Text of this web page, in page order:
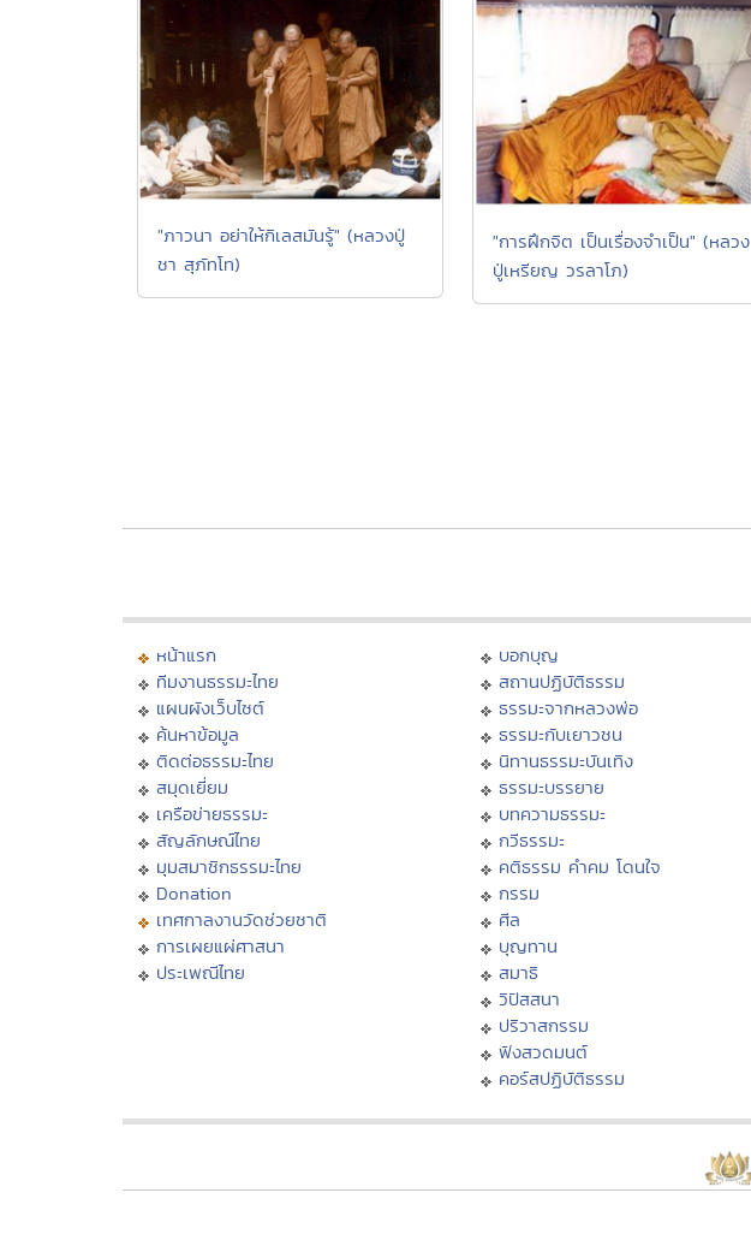
"ภาวนา อย่าให้กิเลสมันรู้" (หลวงปู่
ชา สุภัทโท)
"การฝึกจิต เป็นเรื่องจำเป็น" (หลวง
ปู่เหรียญ วรลาโภ)
หน้าแรก
ทีมงานธรรมะไทย
แผนผังเว็บไซต์
ค้นหาข้อมูล
ติดต่อธรรมะไทย
สมุดเยี่ยม
เครือข่ายธรรมะ
สัญลักษณ์ไทย
มุมสมาชิกธรรมะไทย
Donation
เทศกาลงานวัดช่วยชาติ
การเผยแผ่ศาสนา
ประเพณีไทย
บอกบุญ
สถานปฏิบัติธรรม
ธรรมะจากหลวงพ่อ
ธรรมะกับเยาวชน
นิทานธรรมะบันเทิง
ธรรมะบรรยาย
บทความธรรมะ
กวีธรรมะ
คติธรรม คำคม โดนใจ
กรรม
ศีล
บุญทาน
สมาธิ
วิปัสสนา
ปริวาสกรรม
ฟังสวดมนต์
คอร์สปฏิบัติธรรม